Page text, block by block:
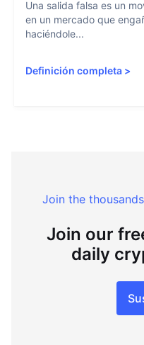
Una salida falsa es un
en un mercado que
haciéndole...
Definición completa >
Join the
Join our
daily